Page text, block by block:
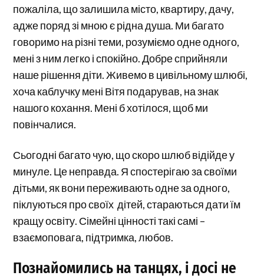
пожаліла, що залишила місто, квартиру, дачу,
адже поряд зі мною є рідна душа. Ми багато
говоримо на різні теми, розуміємо одне одного,
мені з ним легко і спокійно. Добре сприйняли
наше рішення діти. Живемо в цивільному шлюбі,
хоча каблучку мені Вітя подарував, на знак
нашого кохання. Мені б хотілося, щоб ми
повінчалися.
Сьогодні багато чую, що скоро шлюб відійде у
минуле. Це неправда. Я спостерігаю за своїми
дітьми, як вони переживають одне за одного,
піклуються про своїх дітей, стараються дати їм
кращу освіту. Сімейні цінності такі самі –
взаємоповага, підтримка, любов.
Познайомились на танцях, і досі не